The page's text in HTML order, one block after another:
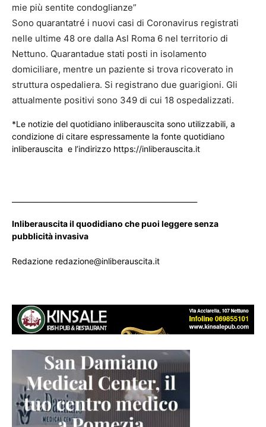
mie più sentite condoglianze”
Sono quarantatré i nuovi casi di Coronavirus registrati
nelle ultime 48 ore dalla Asl Roma 6 nel territorio di
Nettuno. Quarantadue stati posti in isolamento
domiciliare, mentre un paziente si trova ricoverato in
struttura ospedaliera. Si registrano due guarigioni. Gli
attualmente positivi sono 349 di cui 18 ospedalizzati.
*Le notizie del quotidiano inliberauscita sono utilizzabili, a
condizione di citare espressamente la fonte quotidiano
inliberauscita e l’indirizzo https://inliberauscita.it
Inliberauscita il quodidiano che puoi leggere senza
pubblicità invasiva
Redazione redazione@inliberauscita.it